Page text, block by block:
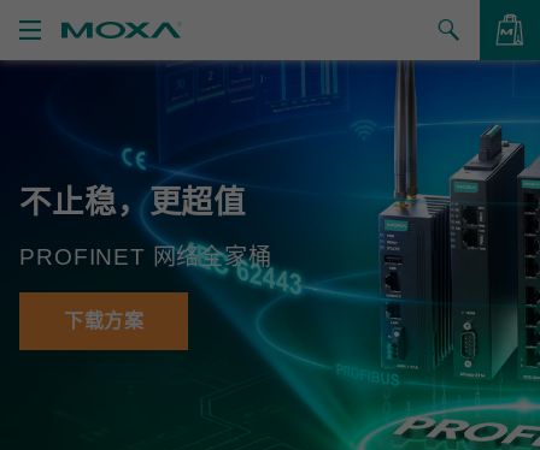
持
何购买
于我们
不止稳，更超值
PROFINET 网络全家桶
下载方案
查看询价